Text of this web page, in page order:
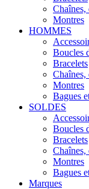
Chaînes,
Montres
HOMMES
Boucles
Bracelets
Chaînes,
Montres
Bagues
SOLDES
Boucles
Bracelets
Chaînes,
Montres
Bagues
Marques